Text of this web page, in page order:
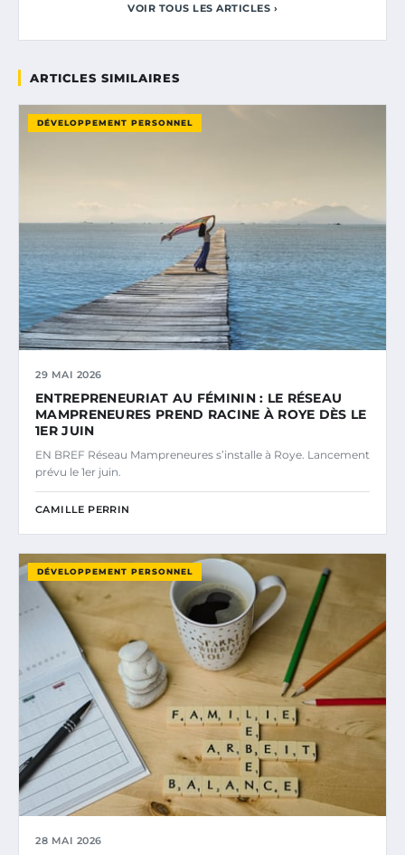
VOIR TOUS LES ARTICLES ›
ARTICLES SIMILAIRES
DÉVELOPPEMENT PERSONNEL
29 MAI 2026
ENTREPRENEURIAT AU FÉMININ : LE RÉSEAU
MAMPRENEURES PREND RACINE À ROYE DÈS LE
1ER JUIN
EN BREF Réseau Mampreneures s’installe à Roye. Lancement
prévu le 1er juin.
CAMILLE PERRIN
DÉVELOPPEMENT PERSONNEL
28 MAI 2026